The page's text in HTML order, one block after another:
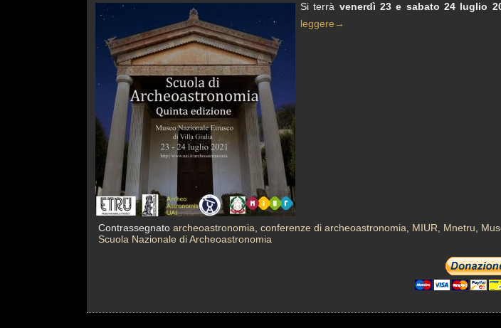
Si terrà venerdì 23 e sabato 24 luglio
leggere →
Contrassegnato archeoastronomia, conferenze di archeoastronomia, MIUR, Mnetru,
Scuola Nazionale di Archeoastronomia